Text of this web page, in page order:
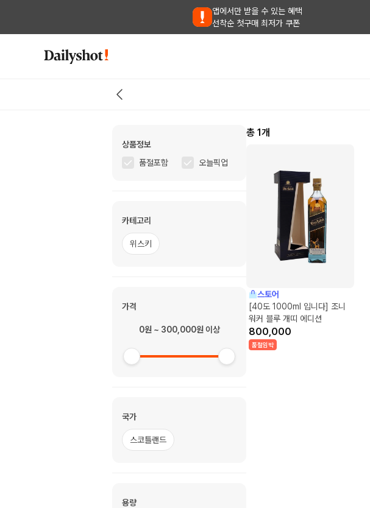
앱에서만 받을 수 있는 혜택
선착순 첫구매 최저가 쿠폰
상품정보
품절포함
오늘픽업
카테고리
위스키
가격
0원 ~ 300,000원 이상
국가
스코틀랜드
용량
총 1개
스토어
[40도 1000ml 입니다] 조니
워커 블루 개띠 에디션
800,000
품절임박